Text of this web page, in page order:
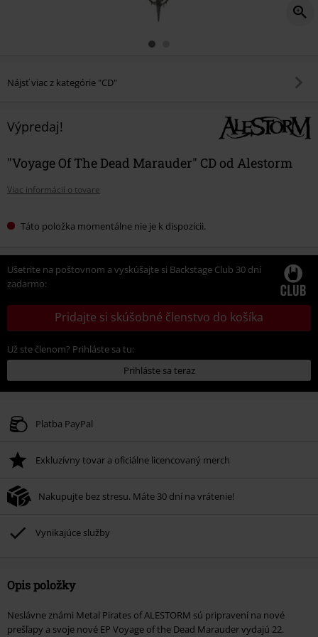
Nájsť viac z kategórie "CD"
Výpredaj!
"Voyage Of The Dead Marauder" CD od Alestorm
Viac informácií o tovare
Táto položka momentálne nie je k dispozícii.
Ušetrite na poštovnom a vyskúšajte si Backstage Club 30 dní
zadarmo:
Pridajte si skúšobné členstvo do košíka
Už ste členom? Prihláste sa tu:
Prihláste sa teraz
Platba PayPal
Exkluzívny tovar a oficiálne licencovaný merch
Nakupujte bez stresu. Máte 30 dní na vrátenie!
Vynikajúce služby
Opis položky
Neslávne známi Metal Pirates of ALESTORM sú pripravení na nové
prešľapy a svoje nové EP Voyage of the Dead Marauder vydajú 22.